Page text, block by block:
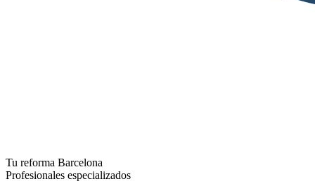
Tu reforma Barcelona
Profesionales especializados